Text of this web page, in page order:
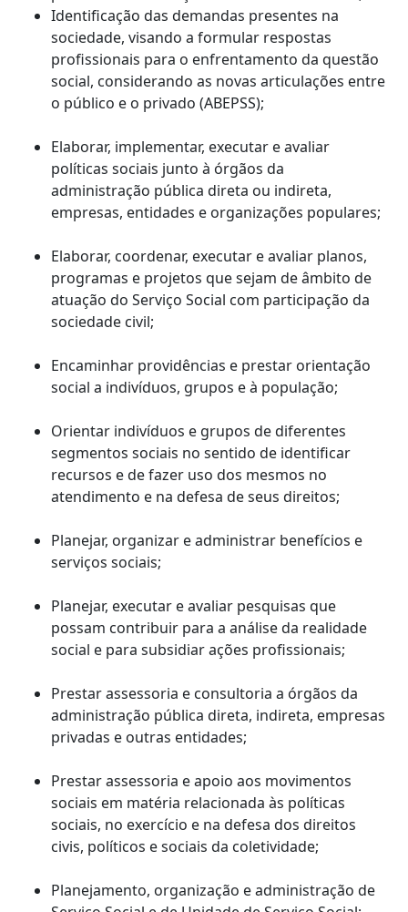
Identificação das demandas presentes na
sociedade, visando a formular respostas
profissionais para o enfrentamento da questão
social, considerando as novas articulações entre
o público e o privado (ABEPSS);
Elaborar, implementar, executar e avaliar
políticas sociais junto à órgãos da
administração pública direta ou indireta,
empresas, entidades e organizações populares;
Elaborar, coordenar, executar e avaliar planos,
programas e projetos que sejam de âmbito de
atuação do Serviço Social com participação da
sociedade civil;
Encaminhar providências e prestar orientação
social a indivíduos, grupos e à população;
Orientar indivíduos e grupos de diferentes
segmentos sociais no sentido de identificar
recursos e de fazer uso dos mesmos no
atendimento e na defesa de seus direitos;
Planejar, organizar e administrar benefícios e
serviços sociais;
Planejar, executar e avaliar pesquisas que
possam contribuir para a análise da realidade
social e para subsidiar ações profissionais;
Prestar assessoria e consultoria a órgãos da
administração pública direta, indireta, empresas
privadas e outras entidades;
Prestar assessoria e apoio aos movimentos
sociais em matéria relacionada às políticas
sociais, no exercício e na defesa dos direitos
civis, políticos e sociais da coletividade;
Planejamento, organização e administração de